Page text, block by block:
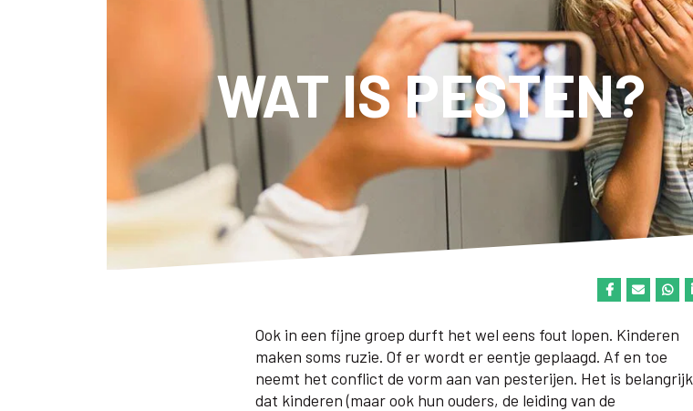
WAT IS PESTEN?
Ook in een fijne groep durft het wel eens fout lopen. Kinderen
maken soms ruzie. Of er wordt er eentje geplaagd. Af en toe
neemt het conflict de vorm aan van pesterijen. Het is belangrijk
dat kinderen (maar ook hun ouders, de leiding van de